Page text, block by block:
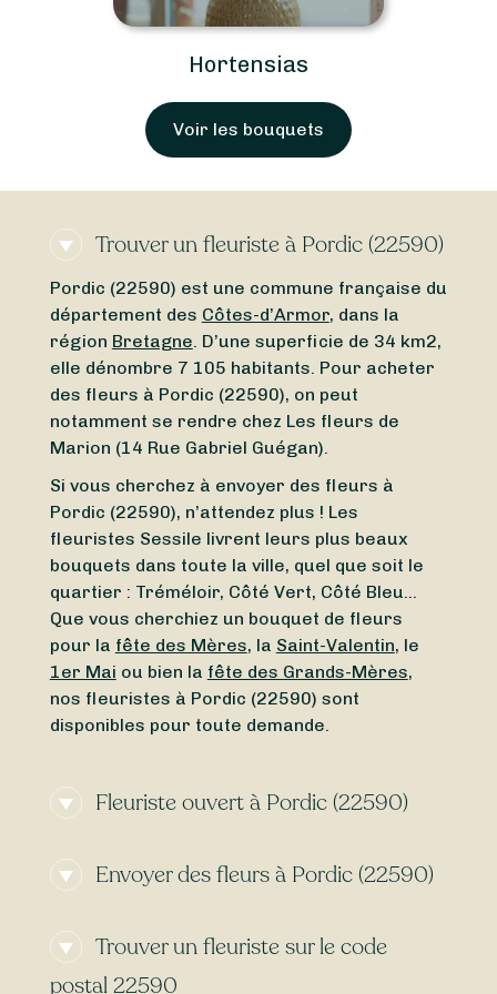
Hortensias
Voir les bouquets
Trouver un fleuriste à Pordic (22590)
Pordic (22590) est une commune française du
département des Côtes-d’Armor, dans la
région Bretagne. D’une superficie de 34 km2,
elle dénombre 7 105 habitants. Pour acheter
des fleurs à Pordic (22590), on peut
notamment se rendre chez Les fleurs de
Marion (14 Rue Gabriel Guégan).
Si vous cherchez à envoyer des fleurs à
Pordic (22590), n’attendez plus ! Les
fleuristes Sessile livrent leurs plus beaux
bouquets dans toute la ville, quel que soit le
quartier : Tréméloir, Côté Vert, Côté Bleu…
Que vous cherchiez un bouquet de fleurs
pour la fête des Mères, la Saint-Valentin, le
1er Mai ou bien la fête des Grands-Mères,
nos fleuristes à Pordic (22590) sont
disponibles pour toute demande.
Fleuriste ouvert à Pordic (22590)
à Pordic (22590) ou unfleuriste ouvert en ce
autour de Pordic (22590), même ledimanche
et lelundi.
Envoyer des fleurs à Pordic (22590)
expressà Pordic (22590) ? Grâce à Sessile,
trouvez des fleuristes qui livrent vos
Trouver un fleuriste sur le code
postal 22590